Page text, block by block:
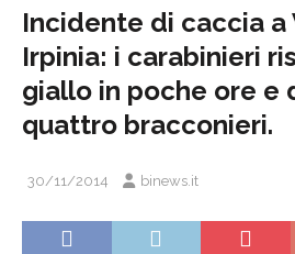
Incidente di caccia a
Irpinia: i carabinieri
giallo in poche ore e
quattro bracconieri.
30/11/2014 binews.it